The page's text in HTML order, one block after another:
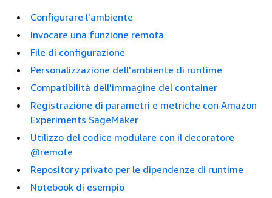
Configurare l'ambiente
Invocare una funzione remota
File di configurazione
Personalizzazione dell'ambiente di runtime
Compatibilità dell'immagine del container
Registrazione di parametri e metriche con Amazon
Experiments SageMaker
Utilizzo del codice modulare con il decoratore
@remote
Repository privato per le dipendenze di runtime
Notebook di esempio